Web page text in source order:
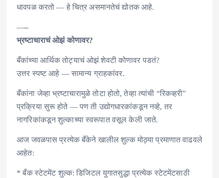
धावपळ करतो — हे चित्र असमानतेचं द्योतक आहे.
—–
भ्रष्टाचाराचं ओझं कोणावर?
बँकांच्या आर्थिक तोट्याचं ओझं शेवटी कोणावर पडतं?
उत्तर स्पष्ट आहे — सामान्य ग्राहकांवर.
बँकांना जेव्हा भ्रष्टाचारामुळे तोटा होतो, तेव्हा त्यांची “रिकव्हरी”
प्रक्रिया सुरू होते — पण ती उद्योगधारकांकडून नव्हे, तर
नागरिकांकडून शुल्काच्या स्वरूपात वसूल केली जाते.
आज जवळपास प्रत्येक बँकेने खालील शुल्क मोठ्या प्रमाणात वाढवले
आहेत:
* बँक स्टेटमेंट शुल्क: डिजिटल युगातसुद्धा प्रत्येक स्टेटमेंटसाठी